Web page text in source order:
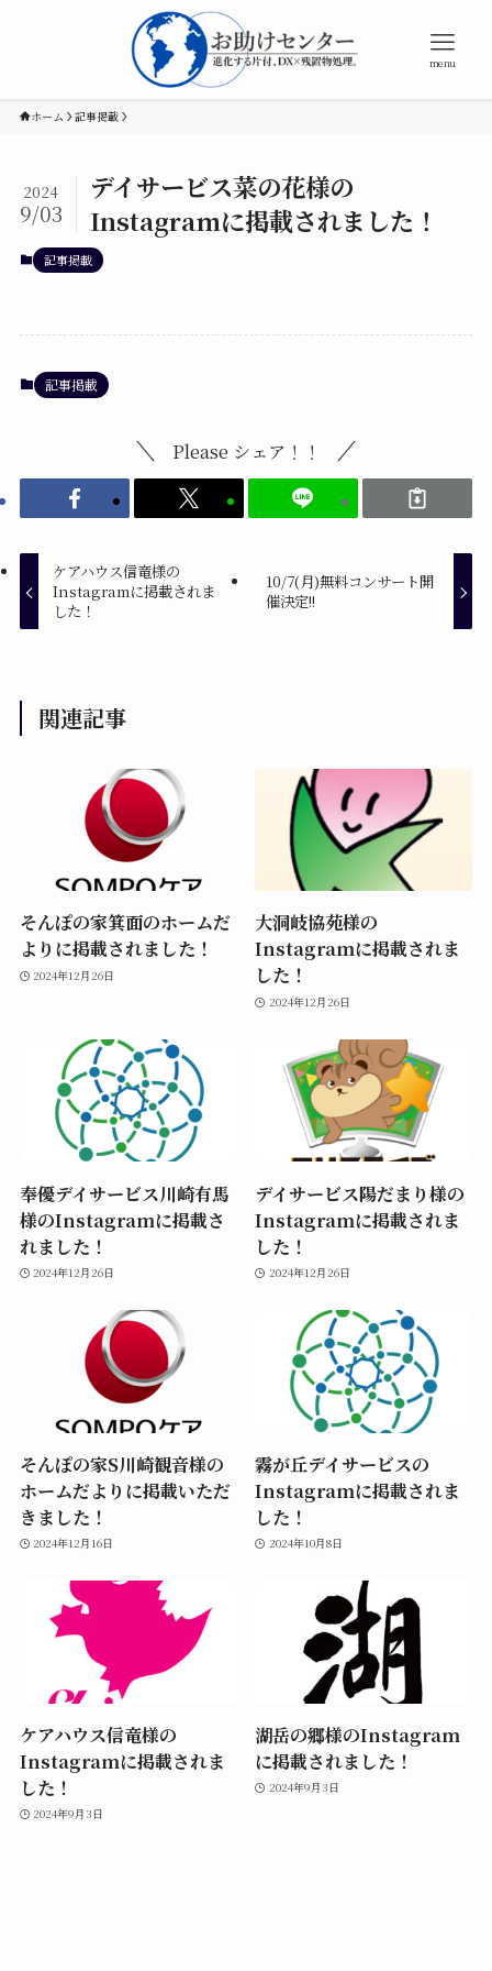
menu
ホーム 記事掲載
デイサービス菜の花様の
Instagramに掲載されました！
2024
9/03
記事掲載
記事掲載
Please シェア！！
ケアハウス信竜様の
Instagramに掲載されま
した！
10/7(月)無料コンサート開
催決定!!
関連記事
そんぽの家箕面のホームだ
よりに掲載されました！
2024年12月26日
大洞岐協苑様の
Instagramに掲載されま
した！
2024年12月26日
奉優デイサービス川崎有馬
様のInstagramに掲載さ
れました！
2024年12月26日
デイサービス陽だまり様の
Instagramに掲載されま
した！
2024年12月26日
そんぽの家S川崎観音様の
ホームだよりに掲載いただ
きました！
2024年12月16日
霧が丘デイサービスの
Instagramに掲載されま
した！
2024年10月8日
ケアハウス信竜様の
Instagramに掲載されま
した！
2024年9月3日
湖岳の郷様のInstagram
に掲載されました！
2024年9月3日